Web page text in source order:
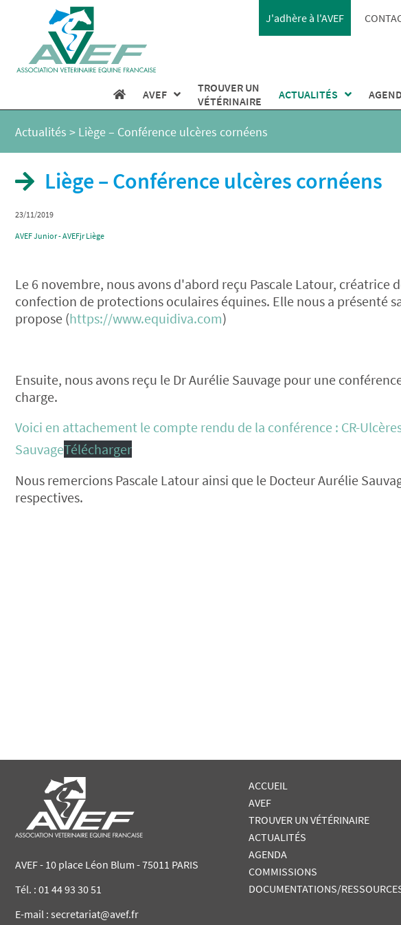
J'adhère à l'AVEF
AVEF
TROUVER UN
VÉTÉRINAIRE
ACTUALITÉS
Actualités > Liège – Conférence ulcères cornéens
Liège – Conférence ulcères cornéens
23/11/2019
AVEF Junior - AVEFjr Liège
Le 6 novembre, nous avons d'abord reçu Pascale Latour, créatrice
confection de protections oculaires équines. Elle nous a présenté
propose (https://www.equidiva.com)
Ensuite, nous avons reçu le Dr Aurélie Sauvage pour une
charge.
Voici en attachement le compte rendu de la conférence : CR-
SauvageTélécharger
Nous remercions Pascale Latour ainsi que le Docteur Aurélie
respectives.
AVEF - 10 place Léon Blum - 75011 PARIS
Tél. : 01 44 93 30 51
E-mail : secretariat@avef.fr
ACCUEIL
AVEF
TROUVER UN VÉTÉRINAIRE
ACTUALITÉS
AGENDA
COMMISSIONS
DOCUMENTATIONS/